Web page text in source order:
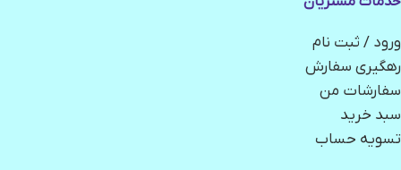
ورود / ثبت نام
رهگیری سفارش
سفارشات من
سبد خرید
تسویه حساب